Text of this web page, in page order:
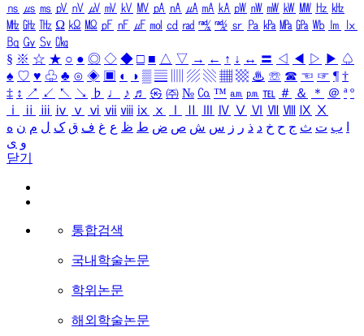
㎱ ㎲ ㎳ ㎴ ㎵ ㎶ ㎷ ㎸ ㎹ ㎀ ㎁ ㎂ ㎃ ㎄ ㎺ ㎻ ㎽ ㎾ ㎿ ㎐ ㎑
㎒ ㎓ ㎔ Ω ㏀ ㏁ ㎊ ㎋ ㎌ ㏖ ㏅ ㎭ ㎮ ㎯ ㏛ ㎩ ㎪ ㎫ ㎬ ㏝ ㏐
㏓
㏃ ㏉ ㏜ ㏆
§ ※ ☆ ★ ○ ● ◎ ◇ ◆ □ ■ △ ▽ → ← ↑ ↓ ↔ 〓 ◁ ◀ ▷ ▶ ♤
♠ ♡ ♥ ♧ ♣ ⊙ ◈ ▣ ◐ ◑ ▒ ▤ ▨ ▧ ▦ ▩ ♨ ☏ ☎ ☜ ☞ ¶ †
‡ ↕ ↗ ↙ ↖ ↘ ♭ ♩ ♪ ♬ ㉿ ㈜ № ㏇ ™ ㏂ ㏘ ℡ ＃ ＆ ＊ ＠ ª º
ⅰ
ⅱ ⅲ ⅳ ⅴ ⅵ ⅶ ⅷ ⅸ ⅹ Ⅳ Ⅴ Ⅵ Ⅶ Ⅷ Ⅸ Ⅹ
ب ت ث ج ح خ د ذ ر ز س ش ص ض ط ظ ع غ ف ق ک ل م ن ه
و ی
닫기
통합검색
국내학술논문
학위논문
해외학술논문